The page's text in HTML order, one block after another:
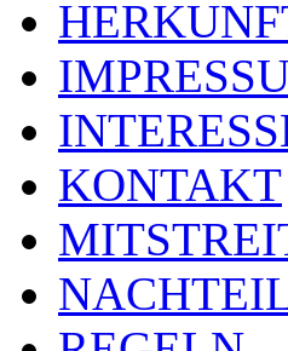
KONTAKT